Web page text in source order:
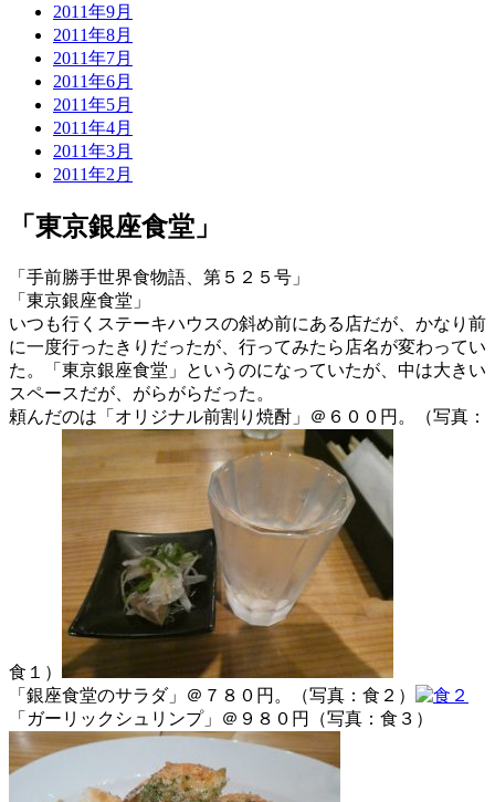
2011年9月
2011年8月
2011年7月
2011年6月
2011年5月
2011年4月
2011年3月
2011年2月
「東京銀座食堂」
「手前勝手世界食物語、第５２５号」
「東京銀座食堂」
いつも行くステーキハウスの斜め前にある店だが、かなり前
に一度行ったきりだったが、行ってみたら店名が変わってい
た。「東京銀座食堂」というのになっていたが、中は大きい
スペースだが、がらがらだった。
頼んだのは「オリジナル前割り焼酎」＠６００円。（写真：
食１）
「銀座食堂のサラダ」＠７８０円。（写真：食２）
「ガーリックシュリンプ」＠９８０円（写真：食３）